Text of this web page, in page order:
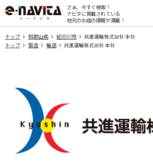
さぁ、今すぐ検索！
ナビタに掲載されている
地元のお店の情報が満載！
トップ 和歌山県 紀の川市
共進運輸株式会社 本社
トップ
製造 輸送 共進運輸株式会社 本社